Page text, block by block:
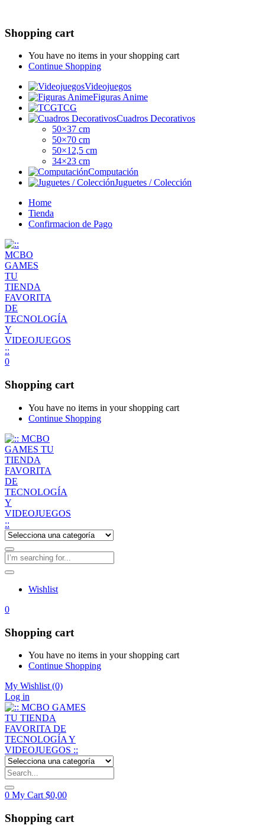
Shopping cart
You have no items in your shopping cart
Continue Shopping
Videojuegos
Figuras Anime
TCG
Cuadros Decorativos
50×37 cm
50×70 cm
50×12,5 cm
34×23 cm
Computación
Juguetes / Colección
Home
Tienda
Confirmacion de Pago
0
Shopping cart
You have no items in your shopping cart
Continue Shopping
Wishlist
0
Shopping cart
You have no items in your shopping cart
Continue Shopping
My Wishlist (0)
Log in
0 My Cart $0,00
Shopping cart